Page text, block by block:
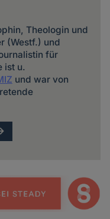
Theologin und
(Westf.) und
für
ist u.
und war von